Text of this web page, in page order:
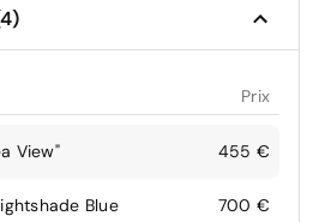
Prix
View" 455 €
Blue 700 €